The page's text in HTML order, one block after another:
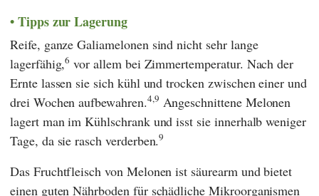
Tipps zur Lagerung
Reife, ganze Galiamelonen sind nicht sehr lange
lagerfähig,6 vor allem bei Zimmertemperatur. Nach der
Ernte lassen sie sich kühl und trocken zwischen einer und
drei Wochen aufbewahren.4,9 Angeschnittene Melonen
lagert man im Kühlschrank und isst sie innerhalb weniger
Tage, da sie rasch verderben.9
Das Fruchtfleisch von Melonen ist säurearm und bietet
einen guten Nährboden für schädliche Mikroorganismen